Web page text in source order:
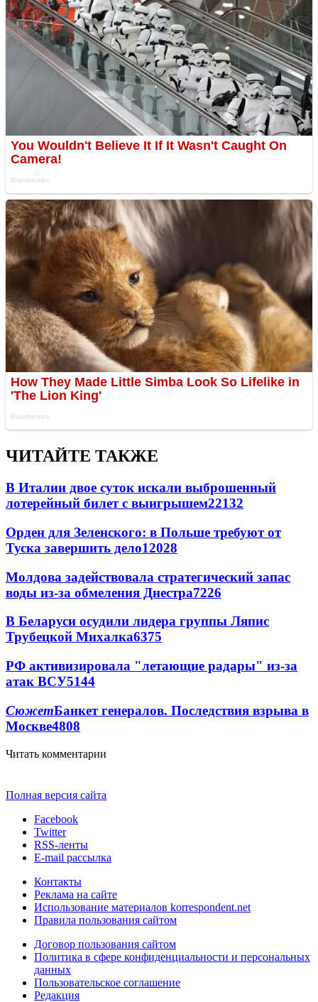
ЧИТАЙТЕ ТАКЖЕ
В Италии двое суток искали выброшенный
лотерейный билет с выигрышем22132
Орден для Зеленского: в Польше требуют от
Туска завершить дело12028
Молдова задействовала стратегический запас
воды из-за обмеления Днестра7226
В Беларуси осудили лидера группы Ляпис
Трубецкой Михалка6375
РФ активизировала "летающие радары" из-за
атак ВСУ5144
СюжетБанкет генералов. Последствия взрыва в
Москве4808
Читать комментарии
Полная версия сайта
Facebook
Twitter
RSS-ленты
E-mail рассылка
Контакты
Реклама на сайте
Использование материалов korrespondent.net
Правила пользования сайтом
Договор пользования сайтом
Политика в сфере конфиденциальности и персональных
данных
Пользовательское соглашение
Редакция